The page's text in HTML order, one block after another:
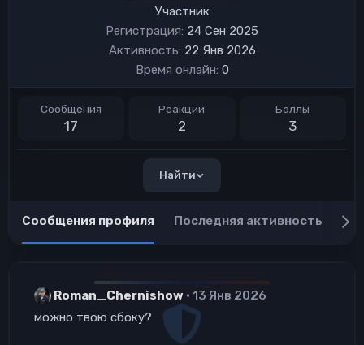
Участник
Регистрация 24 Сен 2025
Активность 22 Янв 2026
Время онлайн 0
Сообщения
17
Реакции
2
Баллы
3
Найти
Сообщения профиля Последняя активность
Roman_Chernishow
13 Янв 2026
можно твою сбоку?